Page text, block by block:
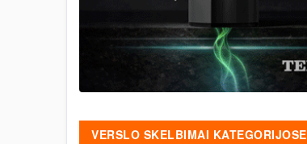
VERSLO SKELBIMAI KATEGORIJOSE